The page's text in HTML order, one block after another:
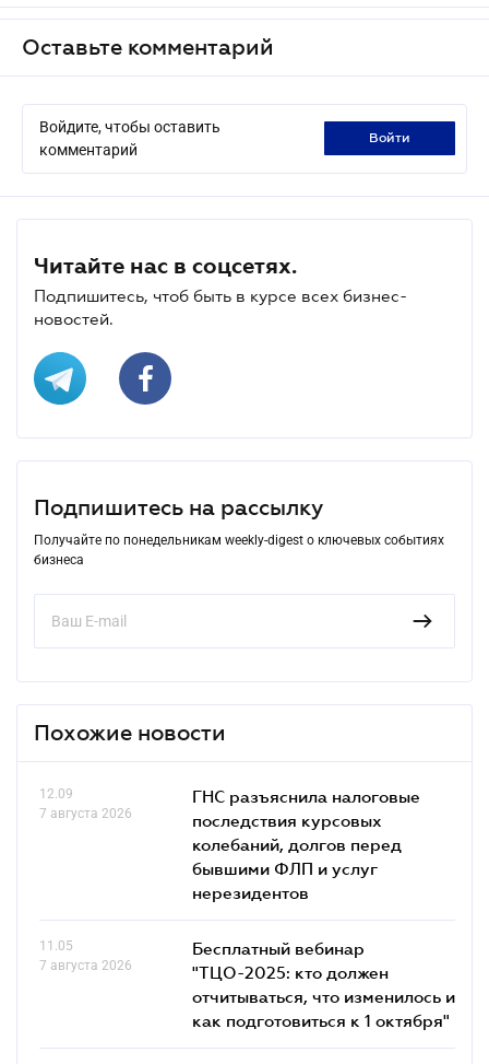
Оставьте комментарий
Войдите, чтобы оставить
комментарий
войти
Читайте нас в соцсетях.
Подпишитесь, чтоб быть в курсе всех бизнес-
новостей.
Подпишитесь на рассылку
Получайте по понедельникам weekly-digest о ключевых событиях
бизнеса
Похожие новости
12.09
7 августа 2026
ГНС разъяснила налоговые
последствия курсовых
колебаний, долгов перед
бывшими ФЛП и услуг
нерезидентов
11.05
7 августа 2026
Бесплатный вебинар
"ТЦО-2025: кто должен
отчитываться, что изменилось и
как подготовиться к 1 октября"